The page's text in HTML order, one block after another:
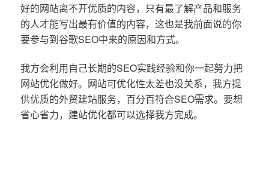
好的网站离不开优质的内容，只有最了解产品和服务
的人才能写出最有价值的内容，这也是我前面说的你
要参与到谷歌SEO中来的原因和方式。
我方会利用自己长期的SEO实践经验和你一起努力把
网站优化做好。网站可优化性太差也没关系，我方提
供优质的外贸建站服务，百分百符合SEO需求。要想
省心省力，建站优化都可以选择我方完成。